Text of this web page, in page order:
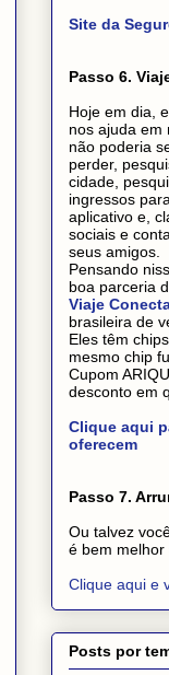
Site da
Passo 6.
Hoje em dia,
nos ajuda em
não poderia
perder,
cidade,
ingressos
aplicativo e,
sociais e
seus amigos.
Pensando
boa parceria
Viaje
brasileira de
Eles têm
mesmo chip
Cupom
desconto em
Clique aqui
oferecem
Passo 7.
Ou talvez
é bem melhor
Clique aqui e
Posts por